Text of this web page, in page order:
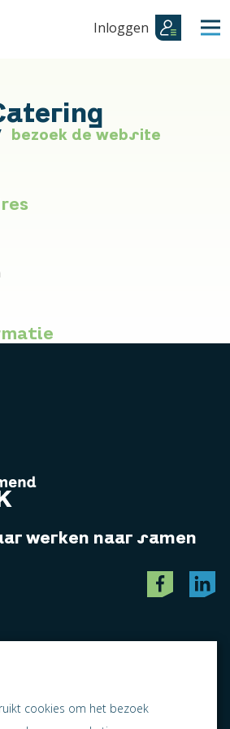
Inloggen
bezoek de website
werken naar samen
Sneek
cookies om het bezoek